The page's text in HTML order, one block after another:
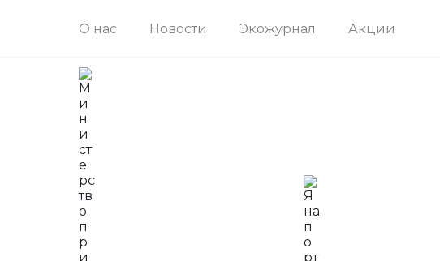
О нас Новости Экожурнал Акции